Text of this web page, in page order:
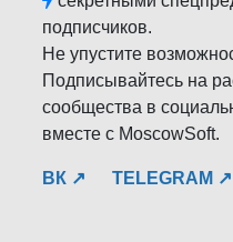
подписчиков.
Не упустите
Подписывайтесь на
сообщества в
вместе с MoscowSoft.
ВК ↗ TELEGRAM ↗